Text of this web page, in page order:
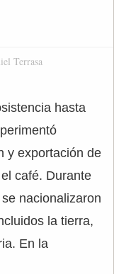
Terrasa
hasta
y exportación de
café. Durante
nacionalizaron
la tierra,
En la